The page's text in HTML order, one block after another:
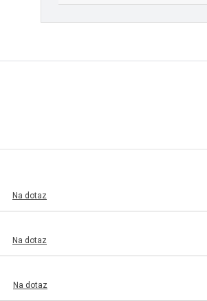
Na dotaz
Na dotaz
Na dotaz